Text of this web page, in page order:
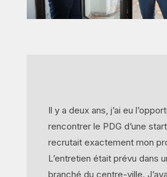
Il y a deux ans, j’ai eu
rencontrer le PDG d’une
recrutait exactement mon
L’entretien était prévu dans
branché du centre-ville.